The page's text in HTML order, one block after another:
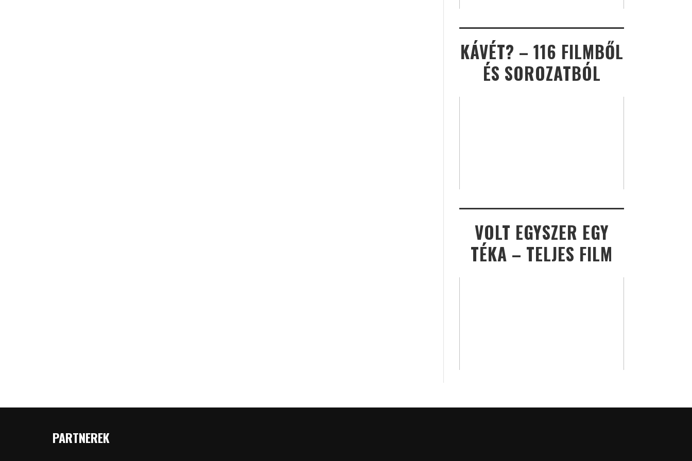
KÁVÉT? – 116 FILMBŐL
ÉS SOROZATBÓL
VOLT EGYSZER EGY
TÉKA – TELJES FILM
PARTNEREK